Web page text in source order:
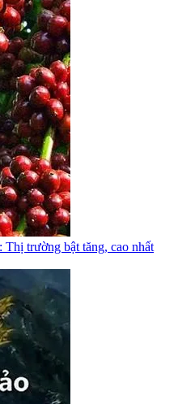
Thị trường bật tăng, cao nhất